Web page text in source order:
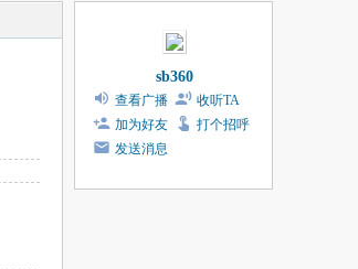
sb360
查看广播
收听TA
加为好友
打个招呼
发送消息